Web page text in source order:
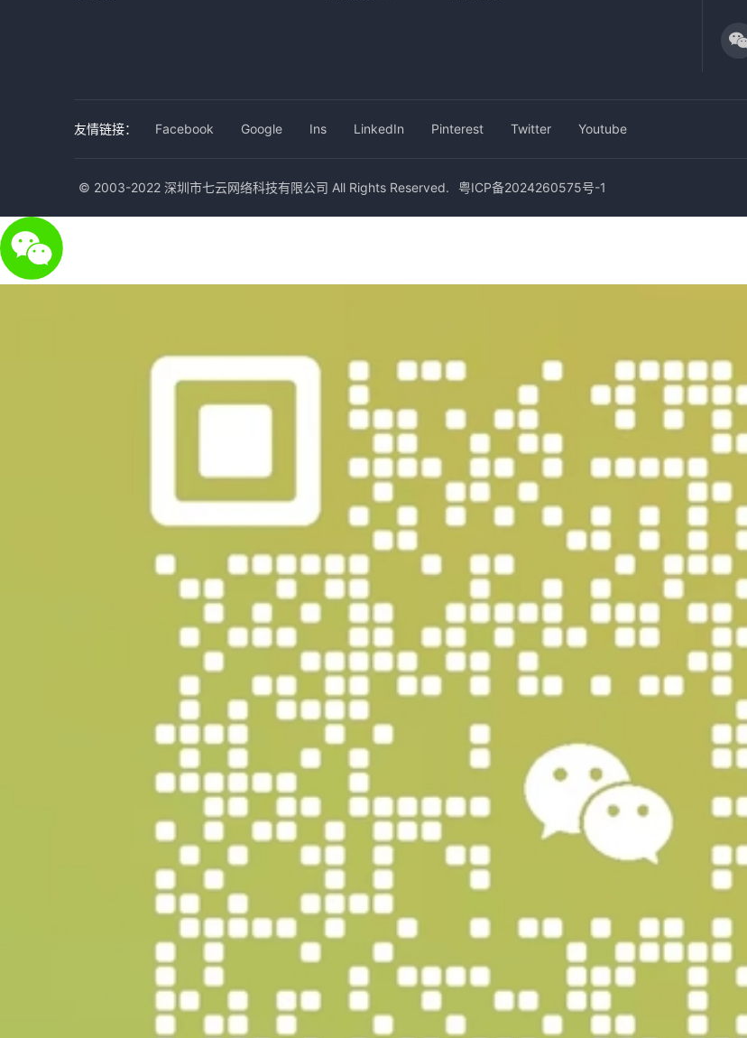
友情链接： Facebook Google Ins LinkedIn Pinterest Twitter Youtube
© 2003-2022 深圳市七云网络科技有限公司 All Rights Reserved. 粤ICP备2024260575号-1